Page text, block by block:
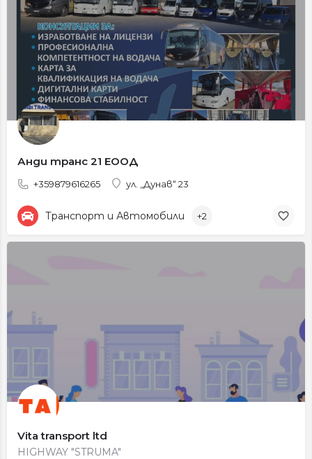
Анди транс 21 ЕООД
+359879616265 ул. „Дунав“ 23
Транспорт и Автомобили +2
Vita transport ltd
HIGHWAY "STRUMA"